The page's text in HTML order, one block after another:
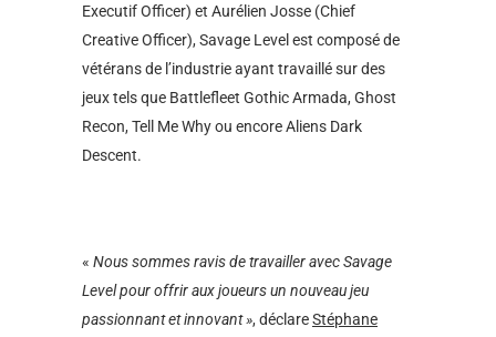
Executif Officer) et Aurélien Josse (Chief
Creative Officer), Savage Level est composé de
vétérans de l’industrie ayant travaillé sur des
jeux tels que Battlefleet Gothic Armada, Ghost
Recon, Tell Me Why ou encore Aliens Dark
Descent.
« Nous sommes ravis de travailler avec Savage
Level pour offrir aux joueurs un nouveau jeu
passionnant et innovant », déclareStéphane